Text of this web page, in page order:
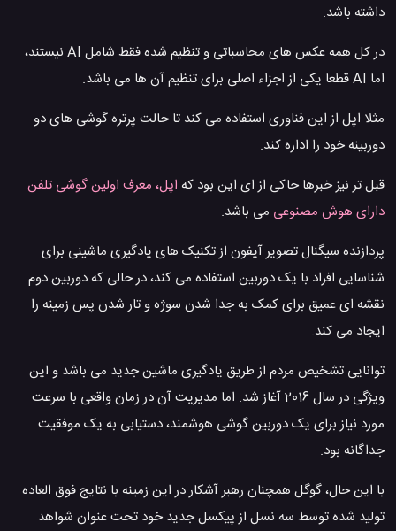
داشته باشد.
در کل همه عکس های محاسباتی و تنظیم شده فقط شامل AI نیستند،
اما AI قطعا یکی از اجزاء اصلی برای تنظیم آن ها می باشد.
مثلا اپل از این فناوری استفاده می کند تا حالت پرتره گوشی های دو
دوربینه خود را اداره کند.
قبل تر نیز خبرها حاکی از ای این بود که اپل، معرف اولین گوشی تلفن
دارای هوش مصنوعی می باشد.
پردازنده سیگنال تصویر آیفون از تکنیک های یادگیری ماشینی برای
شناسایی افراد با یک دوربین استفاده می کند، در حالی که دوربین دوم
نقشه ای عمیق برای کمک به جدا شدن سوژه و تار شدن پس زمینه را
ایجاد می کند.
توانایی تشخیص مردم از طریق یادگیری ماشین جدید می باشد و این
ویژگی در سال 2016 آغاز شد. اما مدیریت آن در زمان واقعی با سرعت
مورد نیاز برای یک دوربین گوشی هوشمند، دستیابی به یک موفقیت
جداگانه بود.
با این حال، گوگل همچنان رهبر آشکار در این زمینه با نتایج فوق العاده
تولید شده توسط سه نسل از پیکسل جدید خود تحت عنوان شواهد